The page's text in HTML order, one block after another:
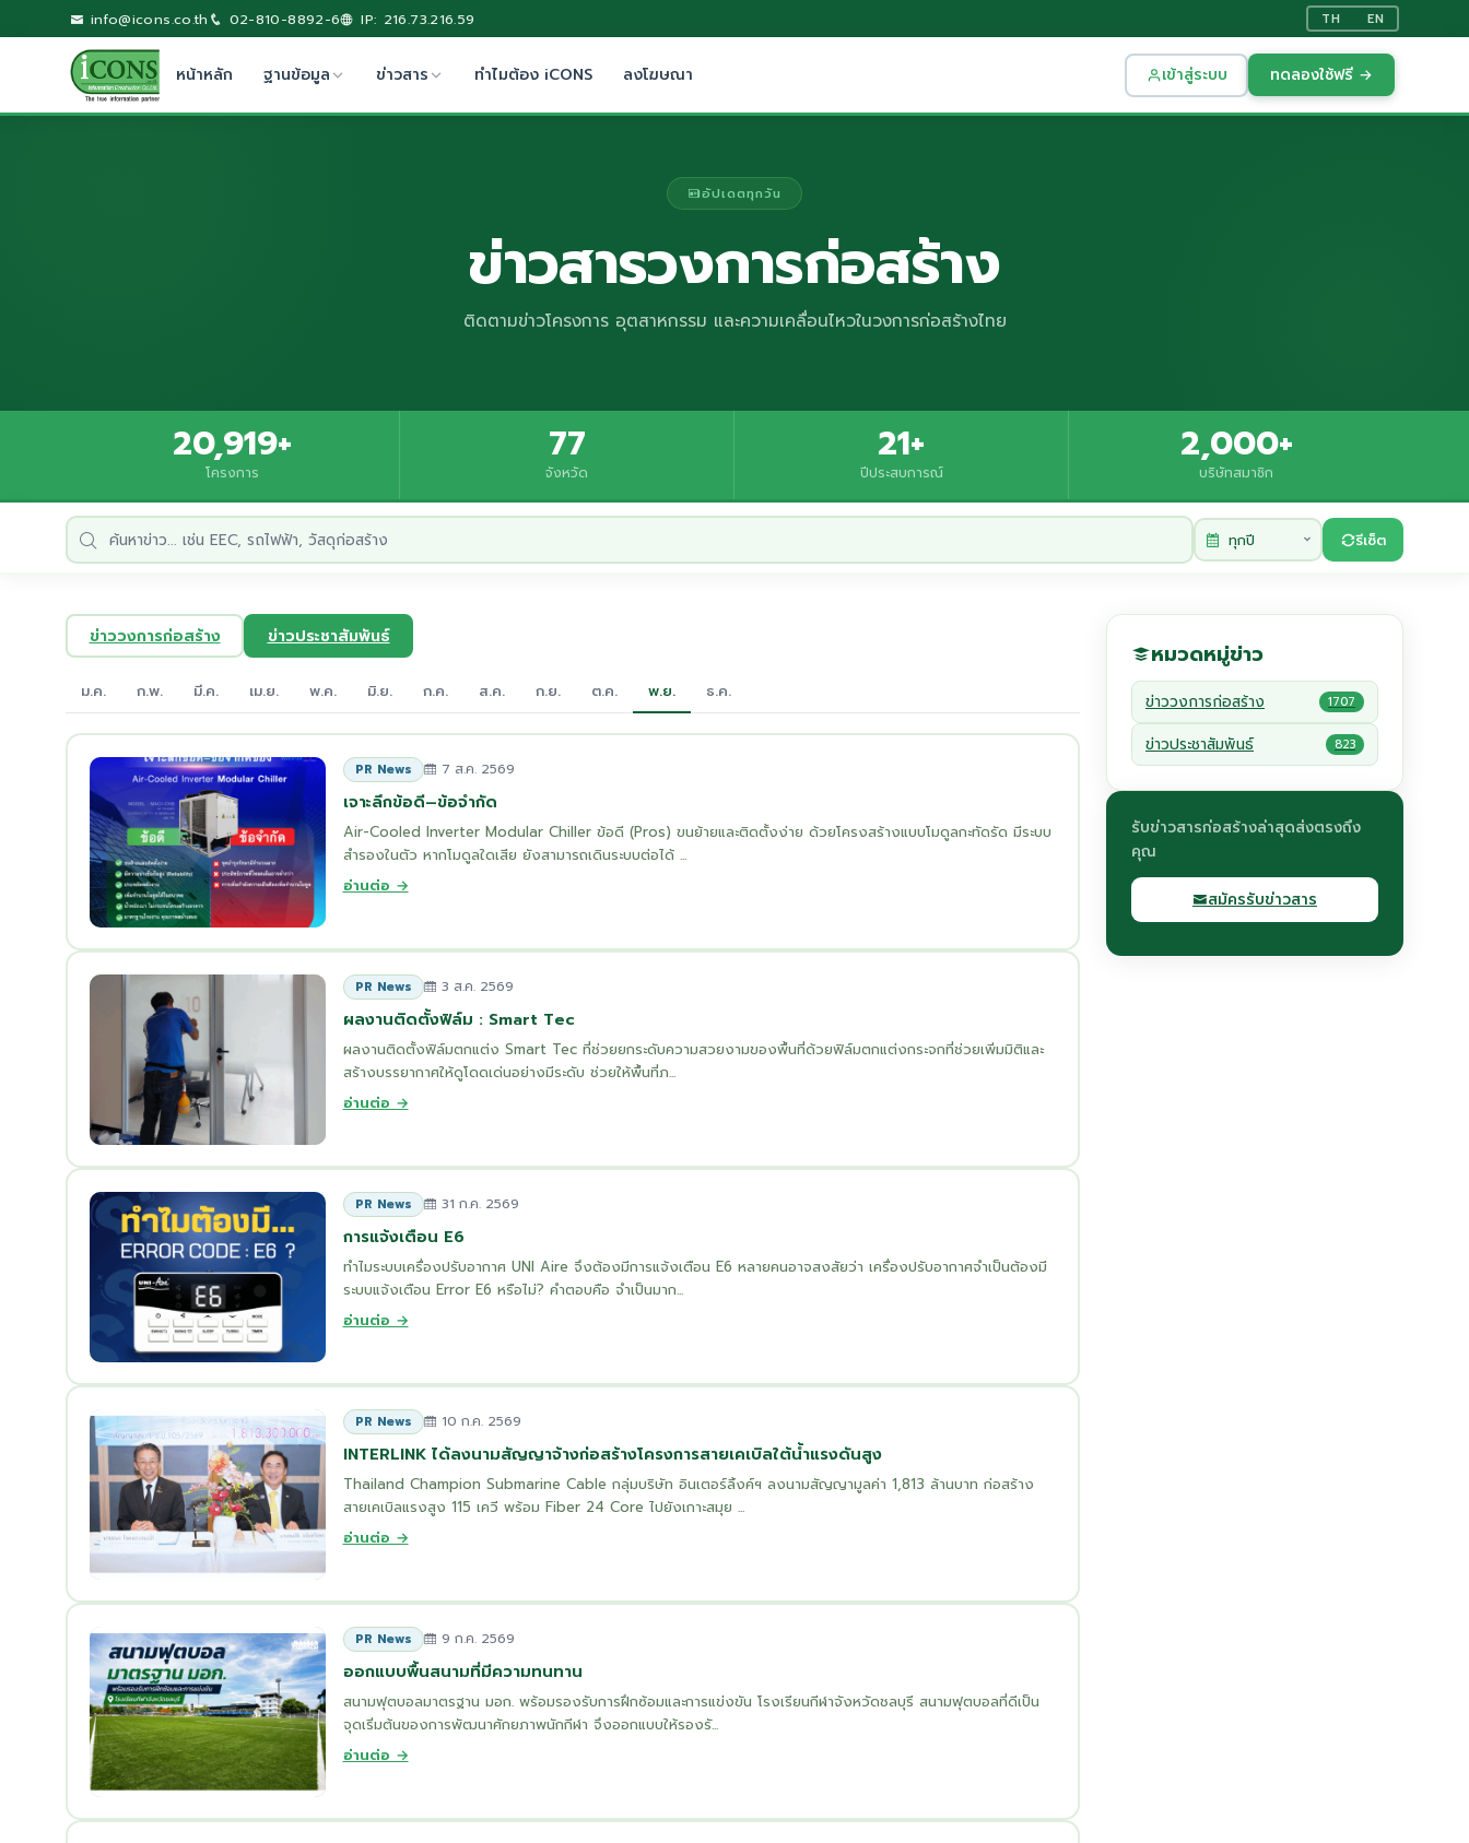
info@icons.co.th 02-810-8892-6 IP: 216.73.216.59 TH EN
หน้าหลัก ฐานข้อมูล ข่าวสาร ทำไมต้อง iCONS ลงโฆษณา เข้าสู่ระบบ ทดลองใช้ฟรี →
อัปเดตทุกวัน
ข่าวสารวงการก่อสร้าง
ติดตามข่าวโครงการ อุตสาหกรรม และความเคลื่อนไหวในวงการก่อสร้างไทย
20,919+
โครงการ
77
จังหวัด
21+
ปีประสบการณ์
2,000+
บริษัทสมาชิก
รีเซ็ต
ข่าววงการก่อสร้าง ข่าวประชาสัมพันธ์
ม.ค. ก.พ. มี.ค. เม.ย. พ.ค. มิ.ย. ก.ค. ส.ค. ก.ย. ต.ค. พ.ย. ธ.ค.
PR News 7 ส.ค. 2569
เจาะลึกข้อดี–ข้อจำกัด
Air-Cooled Inverter Modular Chiller ข้อดี (Pros) ขนย้ายและติดตั้งง่าย ด้วยโครงสร้างแบบโมดูลกะทัดรัด มีระบบ
สำรองในตัว หากโมดูลใดเสีย ยังสามารถเดินระบบต่อได้ ...
อ่านต่อ →
PR News 3 ส.ค. 2569
ผลงานติดตั้งฟิล์ม : Smart Tec
ผลงานติดตั้งฟิล์มตกแต่ง Smart Tec ที่ช่วยยกระดับความสวยงามของพื้นที่ด้วยฟิล์มตกแต่งกระจกที่ช่วยเพิ่มมิติและ
สร้างบรรยากาศให้ดูโดดเด่นอย่างมีระดับ ช่วยให้พื้นที่ภ...
อ่านต่อ →
PR News 31 ก.ค. 2569
การแจ้งเตือน E6
ทำไมระบบเครื่องปรับอากาศ UNI Aire จึงต้องมีการแจ้งเตือน E6 หลายคนอาจสงสัยว่า เครื่องปรับอากาศจำเป็นต้องมี
ระบบแจ้งเตือน Error E6 หรือไม่? คำตอบคือ จำเป็นมาก...
อ่านต่อ →
PR News 10 ก.ค. 2569
INTERLINK ได้ลงนามสัญญาจ้างก่อสร้างโครงการสายเคเบิลใต้น้ำแรงดันสูง
Thailand Champion Submarine Cable กลุ่มบริษัท อินเตอร์ลิ้งค์ฯ ลงนามสัญญามูลค่า 1,813 ล้านบาท ก่อสร้าง
สายเคเบิลแรงสูง 115 เควี พร้อม Fiber 24 Core ไปยังเกาะสมุย ...
อ่านต่อ →
PR News 9 ก.ค. 2569
ออกแบบพื้นสนามที่มีความทนทาน
สนามฟุตบอลมาตรฐาน มอก. พร้อมรองรับการฝึกซ้อมและการแข่งขัน โรงเรียนกีฬาจังหวัดชลบุรี สนามฟุตบอลที่ดีเป็น
จุดเริ่มต้นของการพัฒนาศักยภาพนักกีฬา จึงออกแบบให้รองรั...
อ่านต่อ →
หมวดหมู่ข่าว
ข่าววงการก่อสร้าง 1707
ข่าวประชาสัมพันธ์ 823
รับข่าวสารก่อสร้างล่าสุดส่งตรงถึง
คุณ
สมัครรับข่าวสาร